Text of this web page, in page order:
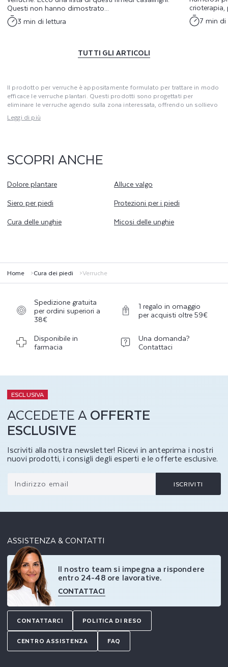
Questi non hanno dimostrato...
3 min di lettura
7 min
TUTTI GLI ARTICOLI
Il prodotto per verruche è appositamente formulato per trattare in modo
efficace le verruche plantari. Questi prodotti sono progettati per
eliminare le verruche agendo sulla zona interessata, offrendo un sollievo
rapido e duraturo. Utilizza il prodotto per verruche seguendo le
istruzioni per garantire una rimozione completa e prevenire le recidive. I
igiene dei piedi.
Leggi di più
SCOPRI ANCHE
Dolore plantare
Alluce valgo
Siero per piedi
Protezioni per i piedi
Cura delle unghie
Micosi delle unghie
Home Cura dei piedi Verruche
Spedizione gratuita
per ordini superiori a
38€
1 regalo in omaggio
per acquisti oltre 59€
Disponibile in
farmacia
Una domanda?
Contattaci
ESCLUSIVA
ACCEDETE AOFFERTE
ESCLUSIVE
Iscriviti alla nostra newsletter! Ricevi in anteprima i nostri
nuovi prodotti, i consigli degli esperti e le offerte esclusive.
Indirizzo email ISCRIVITI
ASSISTENZA & CONTATTI
Il nostro team si impegna a rispondere
entro 24-48 ore lavorative.
CONTATTACI
CONTATTARCI POLITICA DI RESO
CENTRO ASSISTENZA FAQ